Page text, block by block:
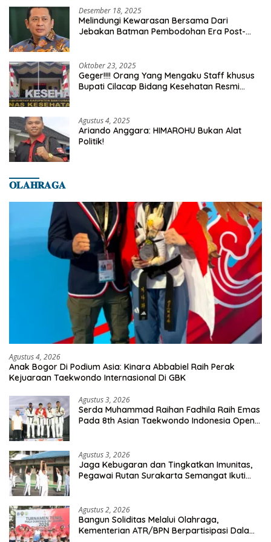
Desember 18, 2025
Melindungi Kewarasan Bersama Dari
Jebakan Batman Pembodohan Era Post-
Oktober 23, 2025
Geger!!!! Orang Yang Mengaku Staff khusus
Bupati Cilacap Bidang Kesehatan Resmi
Agustus 4, 2025
Ariando Anggara: HIMAROHU Bukan Alat
Politik!
𝐎𝐋𝐀𝐇𝐑𝐀𝐆𝐀
Agustus 4, 2026
Anak Bogor Di Podium Asia: Kinara Abbabiel Raih Perak
Kejuaraan Taekwondo Internasional Di GBK
Agustus 3, 2026
Serda Muhammad Raihan Fadhila Raih Emas
Pada 8th Asian Taekwondo Indonesia Open
Agustus 3, 2026
Jaga Kebugaran dan Tingkatkan Imunitas,
Pegawai Rutan Surakarta Semangat Ikuti
Agustus 2, 2026
Bangun Soliditas Melalui Olahraga,
Kementerian ATR/BPN Berpartisipasi Dalam